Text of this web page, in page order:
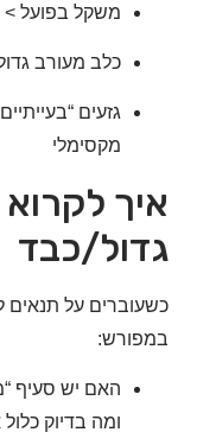
משקל בפועל > גזע
כלב מעורב גדול = לרוב
גזעים “בעייתיים”
לקרוא
כבד
על תנאים לכלב
האם יש סעיף “מחלות
ומה בדיוק כלול או